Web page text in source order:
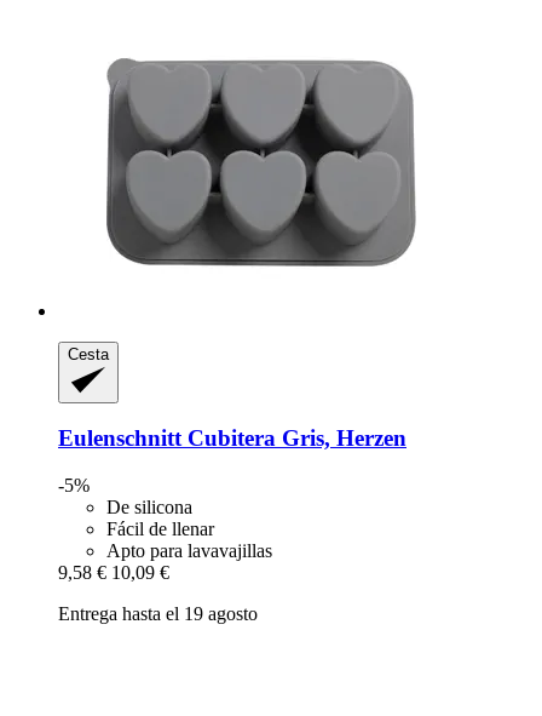
Cesta
EulenschnittCubitera Gris, Herzen
-5%
De silicona
Fácil de llenar
Apto para lavavajillas
9,58 € 10,09 €
Entrega hasta el 19 agosto